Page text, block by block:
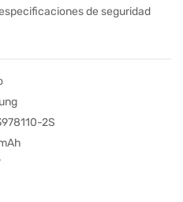
de seguridad
2S